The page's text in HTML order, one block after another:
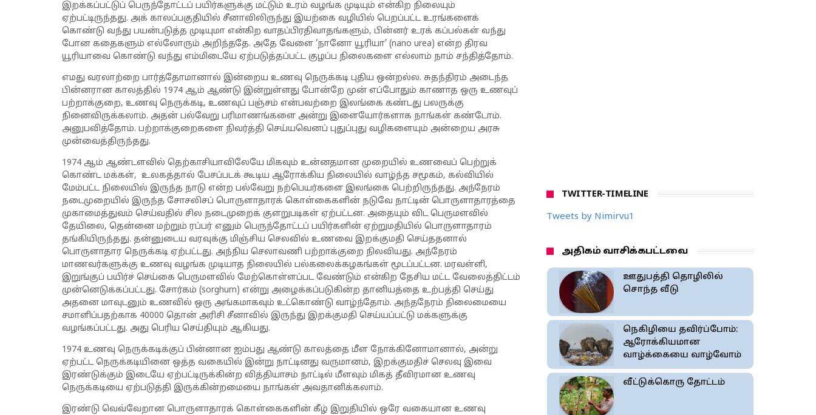
இறக்கப்பட்டுப் பெருந்தோட்டப் பயிர்களுக்கு மட்டும் உரம் வழங்க முடியும் என்கிற நிலையும்
ஏற்பட்டிருந்தது. அக் காலப்பகுதியில் சீனாவிலிருந்து இயற்கை வழியில் பெறப்பட்ட உரங்களைக்
கொண்டு வந்து பயன்படுத்த முடியுமா என்கிற வாதப்பிரதிவாதங்களும், பின்னர் உரக் கப்பல்கள் வந்து
போன கதைகளும் எல்லோரும் அறிந்ததே. அதே வேளை ‘நானோ யூரியா’ (nano urea) என்ற திரவ
யூரியாவை கொண்டு வந்து எம்மிடையே ஏற்படுத்தப்பட்ட குழப்ப நிலைகளை எல்லாம் நாம் சந்தித்தோம்.
எமது வரலாற்றை பார்த்தோமானால் இன்றைய உணவு நெருக்கடி புதிய ஒன்றல்ல. சுதந்திரம் அடைந்த
பின்னரான காலத்தில் 1974 ஆம் ஆண்டு இன்றுள்ளது போன்றே முன் எப்போதும் காணாத ஒரு உணவுப்
பற்றாக்குறை, உணவு நெருக்கடி, உணவுப் பஞ்சம் என்பவற்றை இலங்கை கண்டது பலருக்கு
நினைவிருக்கலாம். அதன் பல்வேறு பரிமாணங்களை அன்று இளையோர்களாக நாங்கள் கண்டோம்.
அனுபவித்தோம். பற்றாக்குறைகளை நிவர்த்தி செய்யவெனப் புதுப்புது வழிகளையும் அன்றைய அரசு
முன்வைத்திருந்தது.
1974 ஆம் ஆண்டளவில் தெற்காசியாவிலேயே மிகவும் உன்னதமான முறையில் உணவைப் பெற்றுக்
கொண்ட மக்கள், உலகத்தால் பேசப்படக் கூடிய ஆரோக்கிய நிலையில் வாழ்ந்த சமூகம், கல்வியில்
மேம்பட்ட நிலையில் இருந்த நாடு என்ற பல்வேறு நற்பெயர்களை இலங்கை பெற்றிருந்தது. அந்நேரம்
நடைமுறையில் இருந்த சோசலிசப் பொருளாதாரக் கொள்கைகளின் நடுவே நாட்டின் பொருளாதாரத்தை
முகாமைத்துவம் செய்வதில் சில நடைமுறைக் குளறுபடிகள் ஏற்பட்டன. அதையும் விட பெருமளவில்
தேயிலை, தென்னை மற்றும் ரப்பர் எனும் பெருந்தோட்டப் பயிர்களின் ஏற்றுமதியில் பொருளாதாரம்
தங்கியிருந்தது. தன்னுடைய வரவுக்கு மிஞ்சிய செலவில் உணவை இறக்குமதி செய்ததனால்
பொருளாதார நெருக்கடி ஏற்பட்டது. அந்நிய செலாவணி பற்றாக்குறை நிலவியது. அந்நேரம்
மாணவர்களுக்கு உணவு வழங்க முடியாத நிலையில் பல்கலைக்கழகங்கள் மூடப்பட்டன. மரவள்ளி,
இறுங்குப் பயிர்ச் செய்கை பெருமளவில் மேற்கொள்ளப்பட வேண்டும் என்கிற தேசிய மட்ட வேலைத்திட்டம்
முன்னெடுக்கப்பட்டது. சோர்கம் (sorghum) என்று அழைக்கப்படுகின்ற தானியத்தை உற்பத்தி செய்து
அதனை மாவுடனும் உணவில் ஒரு அங்கமாகவும் உட்கொண்டு வாழ்ந்தோம். அந்தநேரம் நிலைமையை
சமாளிப்பதற்காக 40000 தொன் அரிசி சீனாவில் இருந்து இறக்குமதி செய்யப்பட்டு மக்களுக்கு
வழங்கப்பட்டது. அது பெரிய செய்தியும் ஆகியது.
1974 உணவு நெருக்கடிக்குப் பின்னான ஐம்பது ஆண்டு காலத்தை மீள நோக்கினோமானால், அன்று
ஏற்பட்ட நெருக்கடியினை ஒத்த வகையில் இன்று நாட்டினது வருமானம், இறக்குமதிச் செலவு இவை
இரண்டுக்கும் இடையே ஏற்பட்டிருக்கின்ற வித்தியாசம் நாட்டில் மீளவும் மிகத் தீவிரமான உணவு
நெருக்கடியை ஏற்படுத்தி இருக்கின்றமையை நாங்கள் அவதானிக்கலாம்.
இரண்டு வெவ்வேறான பொருளாதாரக் கொள்கைகளின் கீழ் இறுதியில் ஒரே வகையான உணவு
TWITTER-TIMELINE
Tweets by Nimirvu1
அதிகம் வாசிக்கபட்டவை
ஊதுபத்தி தொழிலில்
சொந்த வீடு
நெகிழியை தவிர்ப்போம்:
ஆரோக்கியமான
வாழ்க்கையை வாழ்வோம்
வீட்டுக்கொரு தோட்டம்